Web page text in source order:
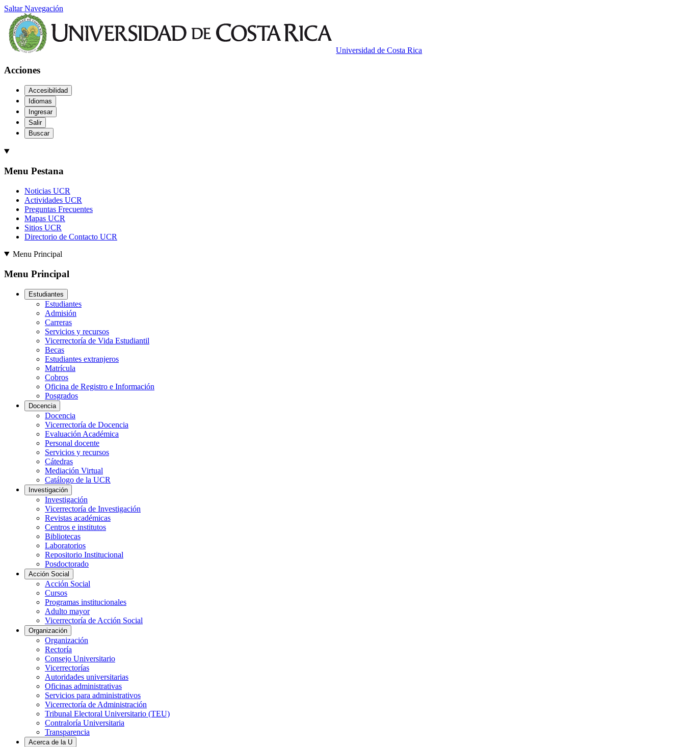
Saltar Navegación
Universidad de Costa Rica
Acciones
Accesibilidad
Idiomas
Ingresar
Salir
Buscar
Menu Pestana
Noticias UCR
Actividades UCR
Preguntas Frecuentes
Mapas UCR
Sitios UCR
Directorio de Contacto UCR
Menu Principal
Menu Principal
Estudiantes
Estudiantes
Admisión
Carreras
Servicios y recursos
Vicerrectoría de Vida Estudiantil
Becas
Estudiantes extranjeros
Matrícula
Cobros
Oficina de Registro e Información
Posgrados
Docencia
Docencia
Vicerrectoría de Docencia
Evaluación Académica
Personal docente
Servicios y recursos
Cátedras
Mediación Virtual
Catálogo de la UCR
Investigación
Investigación
Vicerrectoría de Investigación
Revistas académicas
Centros e institutos
Bibliotecas
Laboratorios
Repositorio Institucional
Posdoctorado
Acción Social
Acción Social
Cursos
Programas institucionales
Adulto mayor
Vicerrectoría de Acción Social
Organización
Organización
Rectoría
Consejo Universitario
Vicerrectorías
Autoridades universitarias
Oficinas administrativas
Servicios para administrativos
Vicerrectoría de Administración
Tribunal Electoral Universitario (TEU)
Contraloría Universitaria
Transparencia
Acerca de la U